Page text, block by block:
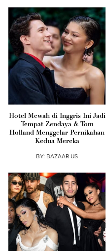
Hotel Mewah di Inggris Ini Jadi
Tempat Zendaya & Tom
Holland Menggelar Pernikahan
Kedua Mereka
BY: BAZAAR US